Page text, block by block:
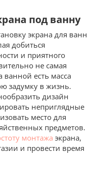
под ванну
экрана для ванн
добиться
и приятного
не самая
ванной есть масса
задумку в жизнь.
дизайн
неприглядные
место для
предметов.
монтажа экрана,
и провести время